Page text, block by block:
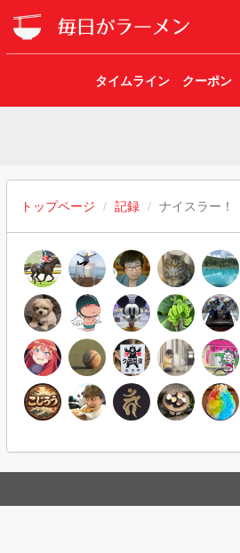
タイムライン クーポン
トップページ 記録 ナイスラー！